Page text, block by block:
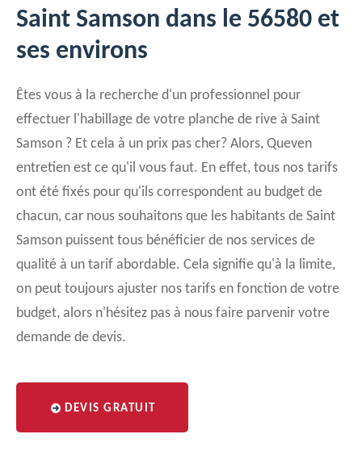
Saint Samson dans le 56580 et
ses environs
Êtes vous à la recherche d'un professionnel pour
effectuer l'habillage de votre planche de rive à Saint
Samson ? Et cela à un prix pas cher? Alors, Queven
entretien est ce qu'il vous faut. En effet, tous nos tarifs
ont été fixés pour qu'ils correspondent au budget de
chacun, car nous souhaitons que les habitants de Saint
Samson puissent tous bénéficier de nos services de
qualité à un tarif abordable. Cela signifie qu'à la limite,
on peut toujours ajuster nos tarifs en fonction de votre
budget, alors n'hésitez pas à nous faire parvenir votre
demande de devis.
DEVIS GRATUIT